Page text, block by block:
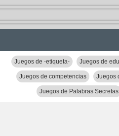
Juegos de -etiqueta- Juegos de
Juegos de competencias Juegos
Juegos de Palabras Secretas